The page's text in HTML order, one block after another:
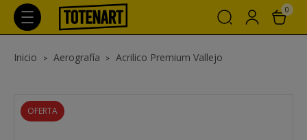
0
Inicio Aerografía Acrilico Premium Vallejo
OFERTA